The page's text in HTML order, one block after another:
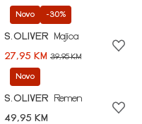
Novo -30%
S.OLIVER
Majica
27,95 KM 39,95 KM
Novo
S.OLIVER
Remen
49,95 KM